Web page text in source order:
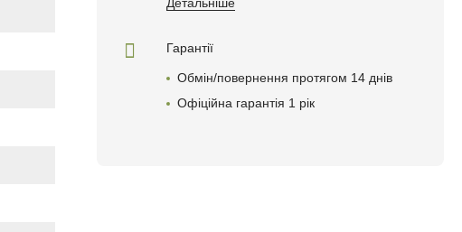
Гарантії
Обмін/повернення протягом 14 днів
Офіційна гарантія 1 рік